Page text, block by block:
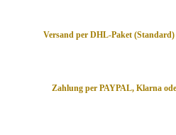
Versand per DHL-Paket
Zahlung per PAYPAL, Klarna